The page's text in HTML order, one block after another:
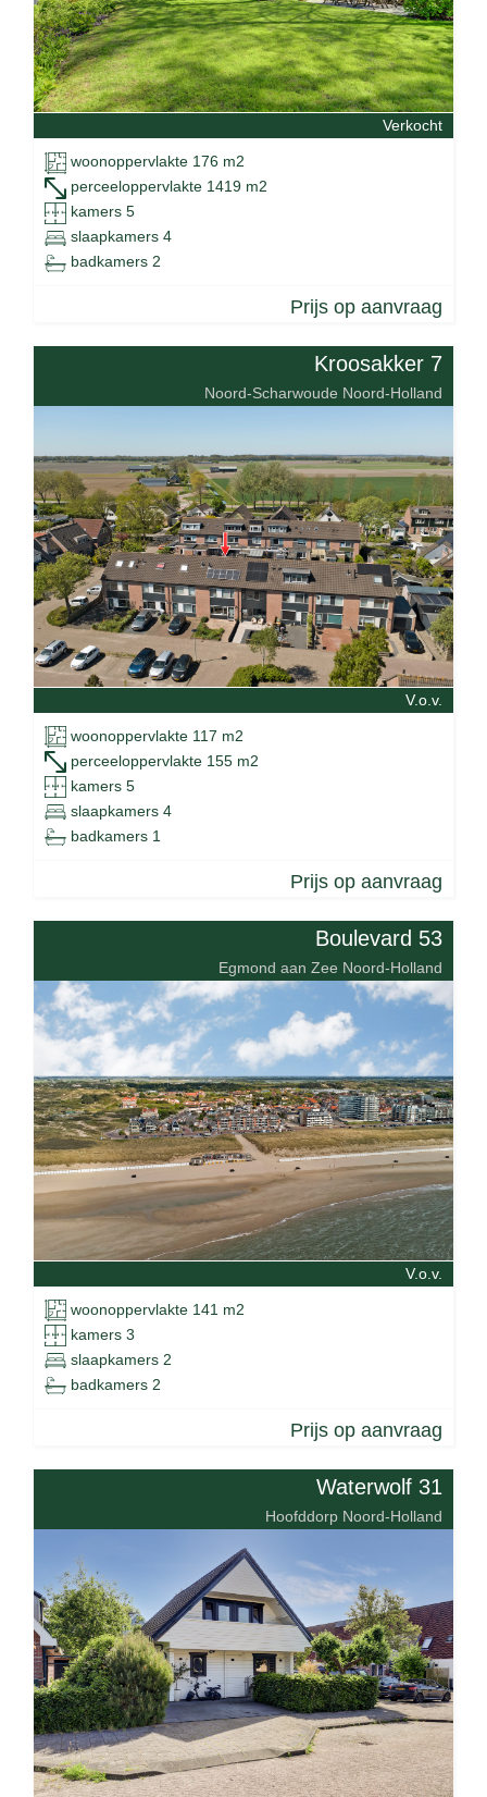
Verkocht
woonoppervlakte 176 m2
perceeloppervlakte 1419 m2
kamers 5
slaapkamers 4
badkamers 2
Prijs op aanvraag
Kroosakker 7
Noord-Scharwoude Noord-Holland
V.o.v.
woonoppervlakte 117 m2
perceeloppervlakte 155 m2
kamers 5
slaapkamers 4
badkamers 1
Prijs op aanvraag
Boulevard 53
Egmond aan Zee Noord-Holland
V.o.v.
woonoppervlakte 141 m2
kamers 3
slaapkamers 2
badkamers 2
Prijs op aanvraag
Waterwolf 31
Hoofddorp Noord-Holland